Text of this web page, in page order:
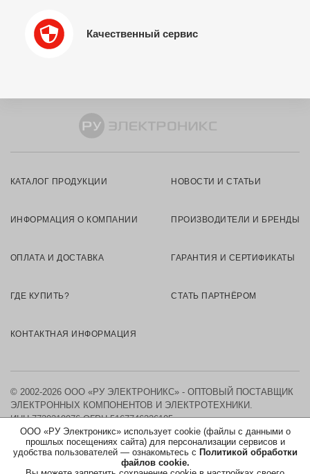
Качественный сервис
ООО «РУ Электроникс» использует cookie (файлы с данными о
прошлых посещениях сайта) для персонализации сервисов и
удобства пользователей — ознакомьтесь с Политикой обработки
файлов cookie.
КАТАЛОГ ПРОДУКЦИИ НОВОСТИ И СТАТЬИ
ИНФОРМАЦИЯ О КОМПАНИИ ПРОИЗВОДИТЕЛИ И БРЕНДЫ
ОПЛАТА И ДОСТАВКА ГАРАНТИЯ И СЕРТИФИКАТЫ
ГДЕ КУПИТЬ? СТАТЬ ПАРТНЁРОМ
КОНТАКТНАЯ ИНФОРМАЦИЯ
© 2002-2026 ООО «РУ ЭЛЕКТРОНИКС» - ОПТОВЫЙ ПОСТАВЩИК
ЭЛЕКТРОННЫХ КОМПОНЕНТОВ И ЭЛЕКТРОТЕХНИКИ.
ИНН 7730219976 ОГРН 5167746326105
КАРТА САЙТА